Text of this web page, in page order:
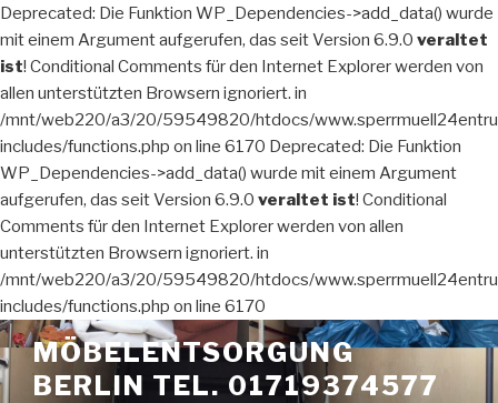
Deprecated: Die Funktion WP_Dependencies->add_data() wurde
mit einem Argument aufgerufen, das seit Version 6.9.0 veraltet
ist! Conditional Comments für den Internet Explorer werden von
allen unterstützten Browsern ignoriert. in
/mnt/web220/a3/20/59549820/htdocs/
includes/functions.php on line 6170 Deprecated: Die Funktion
WP_Dependencies->add_data() wurde mit einem Argument
aufgerufen, das seit Version 6.9.0 veraltet ist! Conditional
Comments für den Internet Explorer werden von allen
unterstützten Browsern ignoriert. in
/mnt/web220/a3/20/59549820/htdocs/
includes/functions.php on line 6170
Zum
Inhalt
springen
MÖBELENTSORGUNG
BERLIN TEL. 01719374577